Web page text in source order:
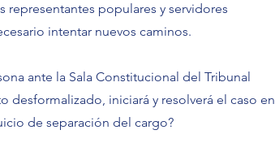
populares y servidores
intentar nuevos caminos.
ante la Sala Constitucional del Tribunal
desformalizado, iniciará y resolverá el caso en
de separación del cargo?